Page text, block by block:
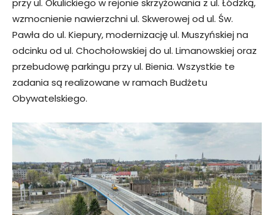
przy ul. Okulickiego w rejonie skrzyżowania z ul. Łódzką,
wzmocnienie nawierzchni ul. Skwerowej od ul. Św.
Pawła do ul. Kiepury, modernizację ul. Muszyńskiej na
odcinku od ul. Chochołowskiej do ul. Limanowskiej oraz
przebudowę parkingu przy ul. Bienia. Wszystkie te
zadania są realizowane w ramach Budżetu
Obywatelskiego.